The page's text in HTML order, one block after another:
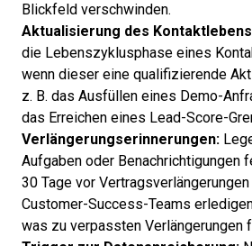
Blickfeld verschwinden.
Aktualisierung des
die Lebenszyklusphase eines
wenn dieser eine qualifizierende
z. B. das Ausfüllen eines Demo-
das Erreichen eines Lead-Score-
Verlängerungserinnerungen:
Aufgaben oder Benachrichtigungen
30 Tage vor
Customer-Success-Teams
was zu verpassten Verlängerungen